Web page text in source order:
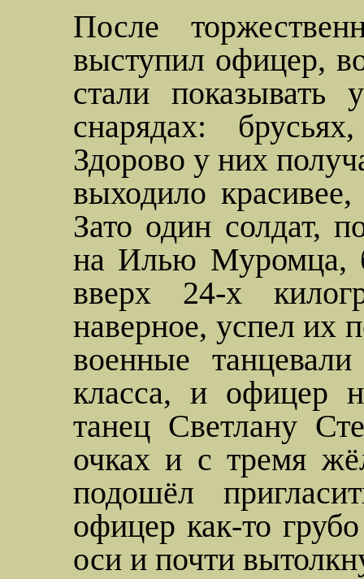
После
выступил офицер,
стали показывать
снарядах:
Здорово у них
выходило
Зато один солдат,
на Илью Муромца,
вверх 24-х
наверное, успел их
военные
класса, и офицер
танец Светлану
очках и с тремя
подошёл
офицер как-то
оси и почти